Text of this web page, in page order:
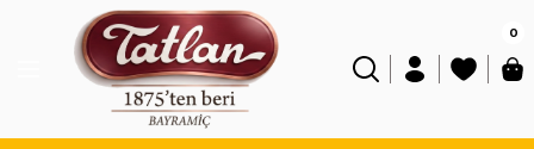
Geri Dön
Geri Dön
Geri Dön 0